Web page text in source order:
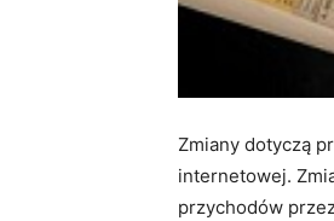
Zmiany dotyczą
internetowej.
przychodów